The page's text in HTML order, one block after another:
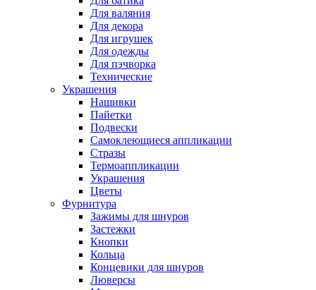
Для валяния
Для декора
Для игрушек
Для одежды
Для пэчворка
Технические
Украшения
Нашивки
Пайетки
Подвески
Самоклеющиеся аппликации
Стразы
Термоаппликации
Украшения
Цветы
Фурнитура
Зажимы для шнуров
Застежки
Кнопки
Кольца
Концевики для шнуров
Люверсы